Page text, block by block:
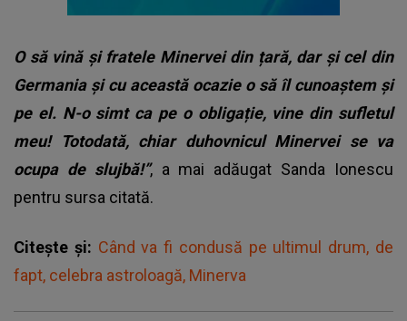
O să vină și fratele Minervei din țară, dar și cel din
Germania și cu această ocazie o să îl cunoaștem și
pe el. N-o simt ca pe o obligație, vine din sufletul
meu! Totodată, chiar duhovnicul Minervei se va
ocupa de slujbă!”, a mai adăugat Sanda Ionescu
pentru sursa citată.
Citește și: Când va fi condusă pe ultimul drum, de
fapt, celebra astroloagă, Minerva